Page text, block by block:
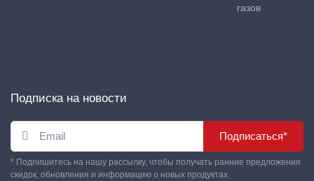
газов
Подписка на новости
Подписаться*
* Подпишитесь на нашу рассылку, чтобы получать ранние предложения
скидок, обновления и информацию о новых продуктах.